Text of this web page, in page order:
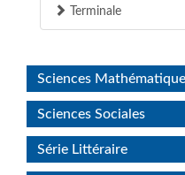
Terminale
Sciences
Sciences Sociales
Série Littéraire